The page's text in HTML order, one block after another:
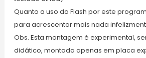
Quanto a uso da Flash por este
para acrescentar mais nada
Obs. Esta montagem é experimental,
didático, montada apenas em placa